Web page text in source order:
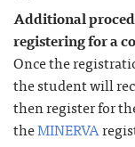
Additional
registering for a
Once the
the student will
then register for
theMINERVA